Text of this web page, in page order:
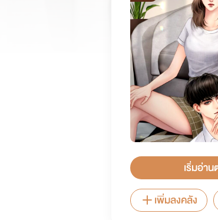
เริ่มอ่า
เพิ่มลงคลัง